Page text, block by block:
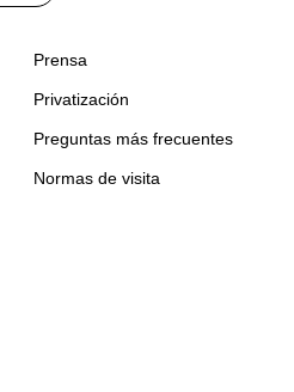
Prensa
Privatización
Preguntas más frecuentes
Normas de visita